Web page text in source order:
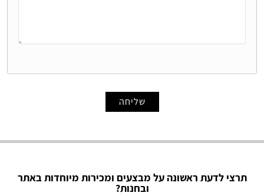
שליחה
תרצי לדעת ראשונה על מבצעים ומכירות מיוחדות באתר
ובחנות?